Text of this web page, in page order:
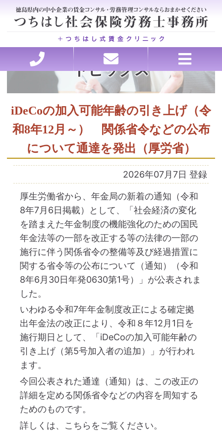
ホーム
労務の処方箋
会社を強くする戦略的アウトソーシング
働き方改革サポート
就業規則・職場のルール作り
人材の採用と育成
トラブルを未然に防ぐ労務管理
助成金申請、コンサルティング
賃金・退職金設計コンサルティング
医療・介護特化型コンサルティング、各種申請
ごあいさつ
理念・行動指針
お客様の声
事務所概要
アクセス
料金
セミナー講師承ります
お問い合わせ
トピックス
iDeCoの加入可能年齢の引き上げ（令
和8年12月～） 関係省令などの公布
について通達を発出（厚労省）
2026年07月7日 登録
厚生労働省から、年金局の新着の通知（令和
8年7月6日掲載）として、「社会経済の変化
を踏まえた年金制度の機能強化のための国民
年金法等の一部を改正する等の法律の一部の
施行に伴う関係省令の整備等及び経過措置に
関する省令等の公布について（通知）（令和
8年6月30日年発0630第1号）」が公表されま
した。
いわゆる令和7年年金制度改正による確定拠
出年金法の改正により、令和８年12月1日を
施行期日として、「iDeCoの加入可能年齢の
引き上げ（第5号加入者の追加）」が行われ
ます。
今回公表された通達（通知）は、この改正の
詳細を定める関係省令などの内容を周知する
ためのものです。
詳しくは、こちらをご覧ください。